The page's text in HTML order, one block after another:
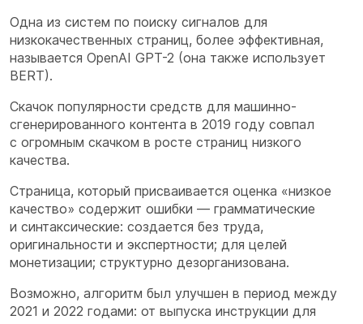
Одна из систем по поиску сигналов для
низкокачественных страниц, более эффективная,
называется OpenAI GPT-2 (она также использует
BERT).
Скачок популярности средств для машинно-
сгенерированного контента в 2019 году совпал
с огромным скачком в росте страниц низкого
качества.
Страница, который присваивается оценка «низкое
качество» содержит ошибки — грамматические
и синтаксические: создается без труда,
оригинальности и экспертности; для целей
монетизации; структурно дезорганизована.
Возможно, алгоритм был улучшен в период между
2021 и 2022 годами: от выпуска инструкции для